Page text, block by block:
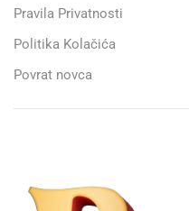
Pravila Privatnosti
Politika Kolačića
Povrat novca